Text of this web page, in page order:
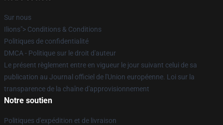
Sur nous
Ilions"> Conditions & Conditions
Politiques de confidentialité
DMCA - Politique sur le droit d'auteur
Le présent règlement entre en vigueur le jour suivant celui de sa
publication au Journal officiel de l'Union européenne. Loi sur la
transparence de la chaîne d'approvisionnement
Notre soutien
Politiques d'expédition et de livraison